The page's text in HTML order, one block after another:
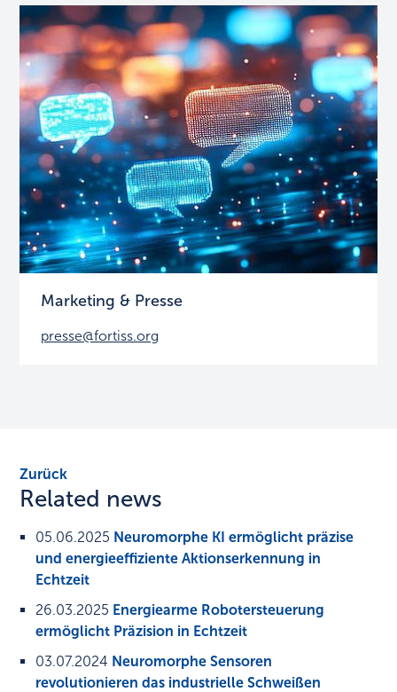
Marketing & Presse
presse@fortiss.org
Zurück
Related news
05.06.2025 Neuromorphe KI ermöglicht präzise
und energieeffiziente Aktionserkennung in
Echtzeit
26.03.2025 Energiearme Robotersteuerung
ermöglicht Präzision in Echtzeit
03.07.2024 Neuromorphe Sensoren
revolutionieren das industrielle Schweißen